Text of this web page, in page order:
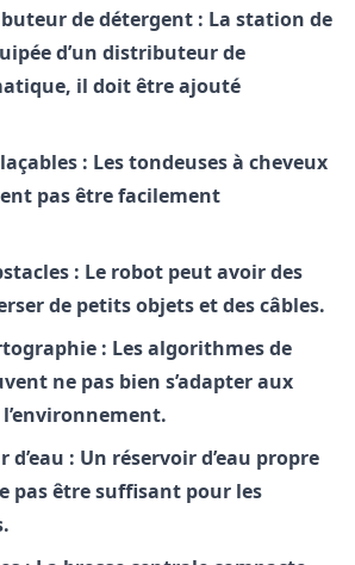
de détergent : La station de
d’un distributeur de
il doit être ajouté
: Les tondeuses à cheveux
pas être facilement
: Le robot peut avoir des
de petits objets et des câbles.
: Les algorithmes de
ne pas bien s’adapter aux
d’eau : Un réservoir d’eau propre
pas être suffisant pour les